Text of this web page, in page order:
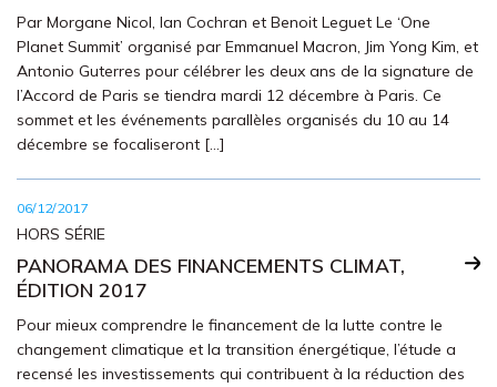
Par Morgane Nicol, Ian Cochran et Benoit Leguet Le ‘One
Planet Summit’ organisé par Emmanuel Macron, Jim Yong Kim, et
Antonio Guterres pour célébrer les deux ans de la signature de
l’Accord de Paris se tiendra mardi 12 décembre à Paris. Ce
sommet et les événements parallèles organisés du 10 au 14
décembre se focaliseront […]
06/12/2017
HORS SÉRIE
PANORAMA DES FINANCEMENTS CLIMAT,
ÉDITION 2017
Pour mieux comprendre le financement de la lutte contre le
changement climatique et la transition énergétique, l’étude a
recensé les investissements qui contribuent à la réduction des